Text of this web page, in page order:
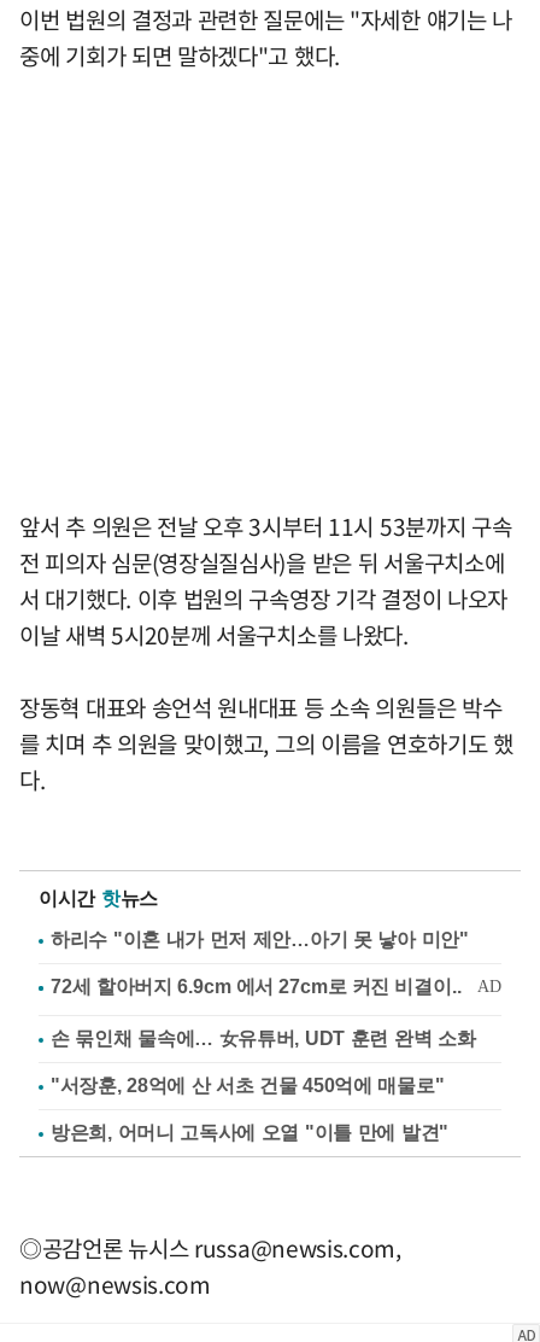
이번 법원의 결정과 관련한 질문에는 "자세한 얘기는 나
중에 기회가 되면 말하겠다"고 했다.
앞서 추 의원은 전날 오후 3시부터 11시 53분까지 구속
전 피의자 심문(영장실질심사)을 받은 뒤 서울구치소에
서 대기했다. 이후 법원의 구속영장 기각 결정이 나오자
이날 새벽 5시20분께 서울구치소를 나왔다.
장동혁 대표와 송언석 원내대표 등 소속 의원들은 박수
를 치며 추 의원을 맞이했고, 그의 이름을 연호하기도 했
다.
이시간 핫뉴스
하리수 "이혼 내가 먼저 제안…아기 못 낳아 미안"
손 묶인채 물속에… 女유튜버, UDT 훈련 완벽 소화
"서장훈, 28억에 산 서초 건물 450억에 매물로"
방은희, 어머니 고독사에 오열 "이틀 만에 발견"
◎공감언론 뉴시스russa@newsis.com,
now@newsis.com